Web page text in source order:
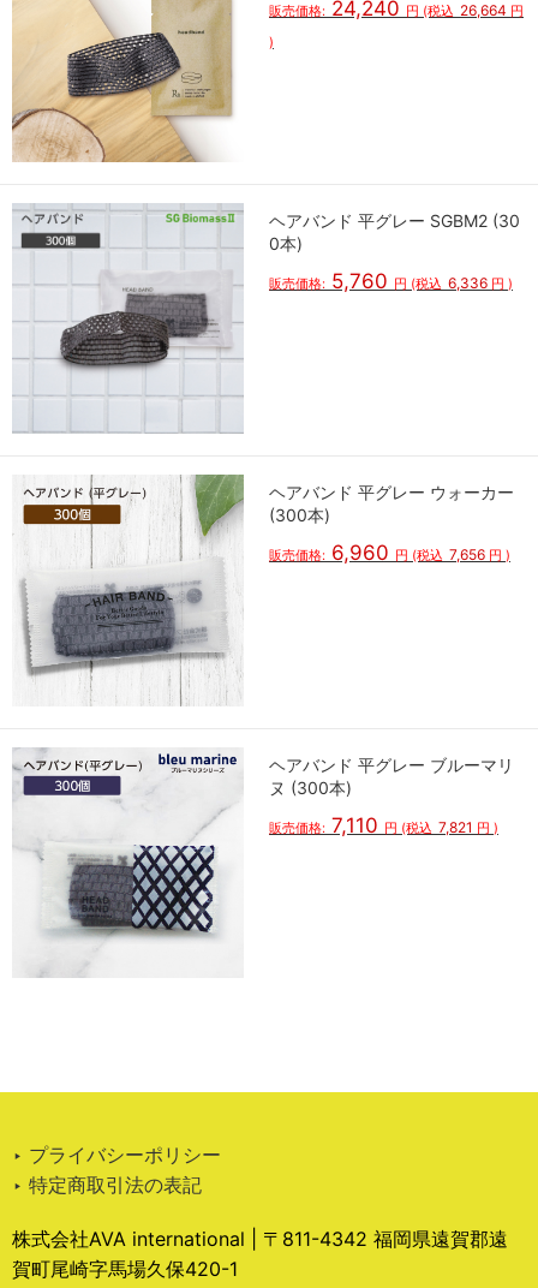
販売価格: 24,240 円 (税込 26,664 円
)
ヘアバンド 平グレー SGBM2 (30
0本)
販売価格: 5,760 円 (税込 6,336 円 )
ヘアバンド 平グレー ウォーカー
(300本)
販売価格: 6,960 円 (税込 7,656 円 )
ヘアバンド 平グレー ブルーマリ
ヌ (300本)
販売価格: 7,110 円 (税込 7,821 円 )
‣ プライバシーポリシー
‣ 特定商取引法の表記
株式会社AVA international | 〒811-4342 福岡県遠賀郡遠
賀町尾崎字馬場久保420-1